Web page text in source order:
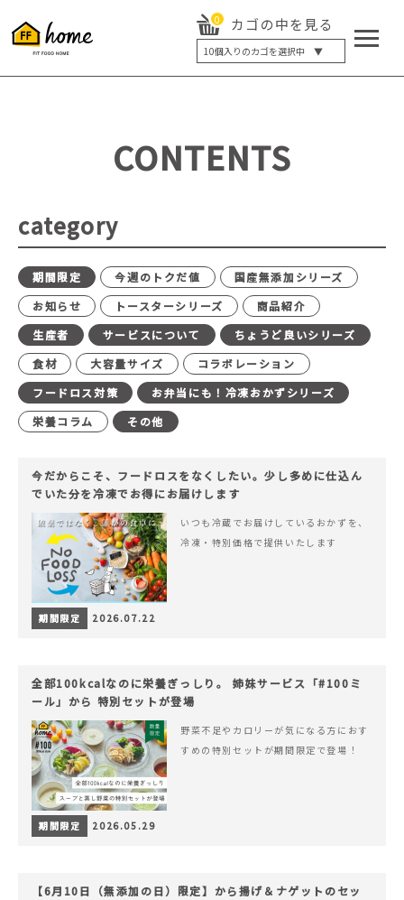
0 カゴの中を見る
10個入りのカゴを選択中 ▼
5個入り
20個入り
最大12%OFF
CONTENTS
category
期間限定 今週のトクだ値
国産無添加シリーズ
お知らせ
トースターシリーズ
商品紹介
生産者
サービスについて
ちょうど良いシリーズ
食材
大容量サイズ
コラボレーション
フードロス対策
お弁当にも！冷凍おかずシリーズ
栄養コラム
その他
今だからこそ、フードロスをなくしたい。少し多めに仕込ん
でいた分を冷凍でお得にお届けします
いつも冷蔵でお届けしているおかずを、
冷凍・特別価格で提供いたします
期間限定 2026.07.22
全部100kcalなのに栄養ぎっしり。 姉妹サービス「#100ミ
ール」から 特別セットが登場
野菜不足やカロリーが気になる方におす
すめの特別セットが期間限定で登場！
期間限定 2026.05.29
【6月10日（無添加の日）限定】から揚げ＆ナゲットのセッ